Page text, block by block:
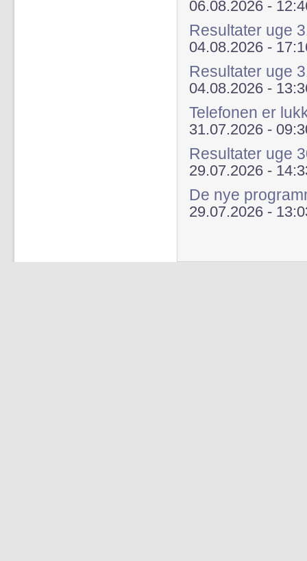
06.08.2026 -
Resultater uge
04.08.2026 -
Resultater uge
04.08.2026 -
Telefonen er
31.07.2026 -
Resultater uge
29.07.2026 -
De nye
29.07.2026 -